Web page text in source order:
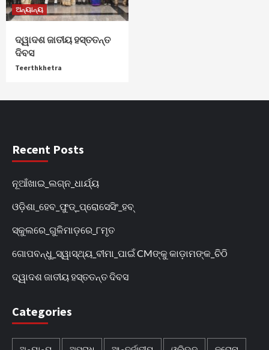
ଅନ୍ୟାନ୍ୟ
ଦ୍ୱାଦଶ ଜାତୀୟ ହସ୍ତତନ୍ତ
ଦିବସ
Teerthkhetra
Recent Posts
ନୂଆଁଖାଇ_ଲଗ୍ନ_ଧାର୍ଯ୍ୟ
ଓଡ଼ିଶା_ହେବ_ଫୁଡ୍‌_ପ୍ରୋସେସିଂ_ହବ୍‌
ସ୍କୁଲରେ_ଗୁଳିମାଡ଼ରେ_୮ମୃତ
ଗୋପବନ୍ଧୁ_ସ୍ୱାସ୍ଥ୍ୟ_ବୀମା_ପାଇଁ CMଙ୍କୁ କାଡ଼ାମଙ୍କ_ଚିଠି
ଦ୍ୱାଦଶ ଜାତୀୟ ହସ୍ତତନ୍ତ ଦିବସ
Categories